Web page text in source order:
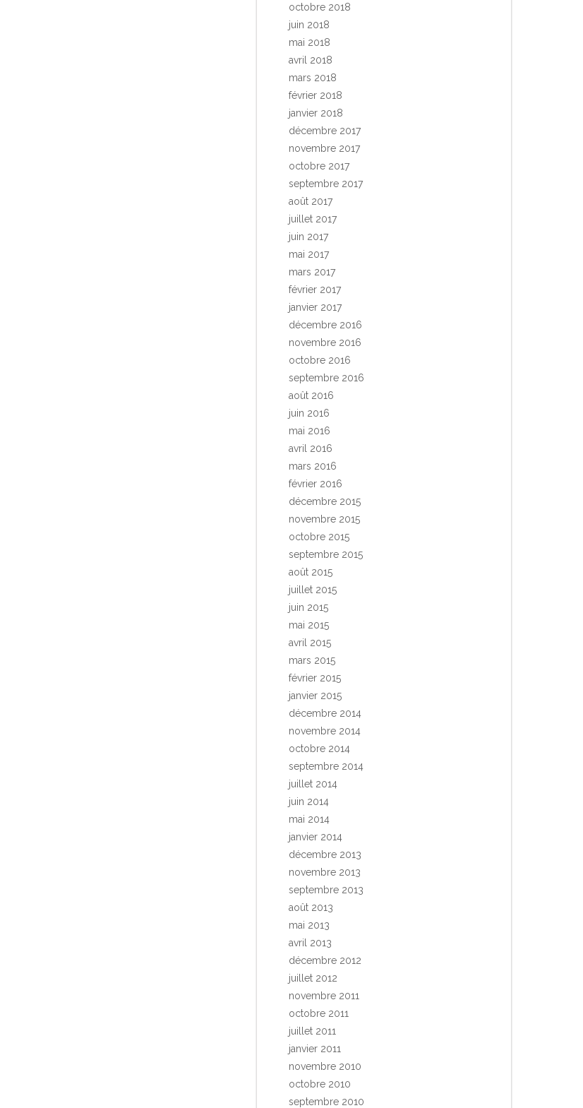
octobre 2018
juin 2018
mai 2018
avril 2018
mars 2018
février 2018
janvier 2018
décembre 2017
novembre 2017
octobre 2017
septembre 2017
août 2017
juillet 2017
juin 2017
mai 2017
mars 2017
février 2017
janvier 2017
décembre 2016
novembre 2016
octobre 2016
septembre 2016
août 2016
juin 2016
mai 2016
avril 2016
mars 2016
février 2016
décembre 2015
novembre 2015
octobre 2015
septembre 2015
août 2015
juillet 2015
juin 2015
mai 2015
avril 2015
mars 2015
février 2015
janvier 2015
décembre 2014
novembre 2014
octobre 2014
septembre 2014
juillet 2014
juin 2014
mai 2014
janvier 2014
décembre 2013
novembre 2013
septembre 2013
août 2013
mai 2013
avril 2013
décembre 2012
juillet 2012
novembre 2011
octobre 2011
juillet 2011
janvier 2011
novembre 2010
octobre 2010
septembre 2010